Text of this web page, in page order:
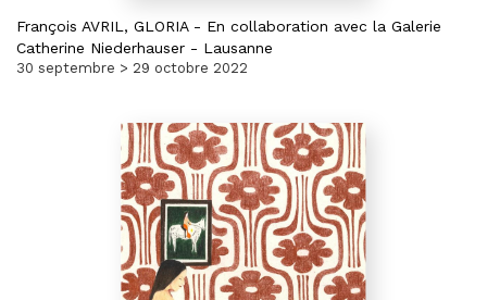
François AVRIL, GLORIA - En collaboration avec la Galerie
Catherine Niederhauser - Lausanne
30 septembre > 29 octobre 2022